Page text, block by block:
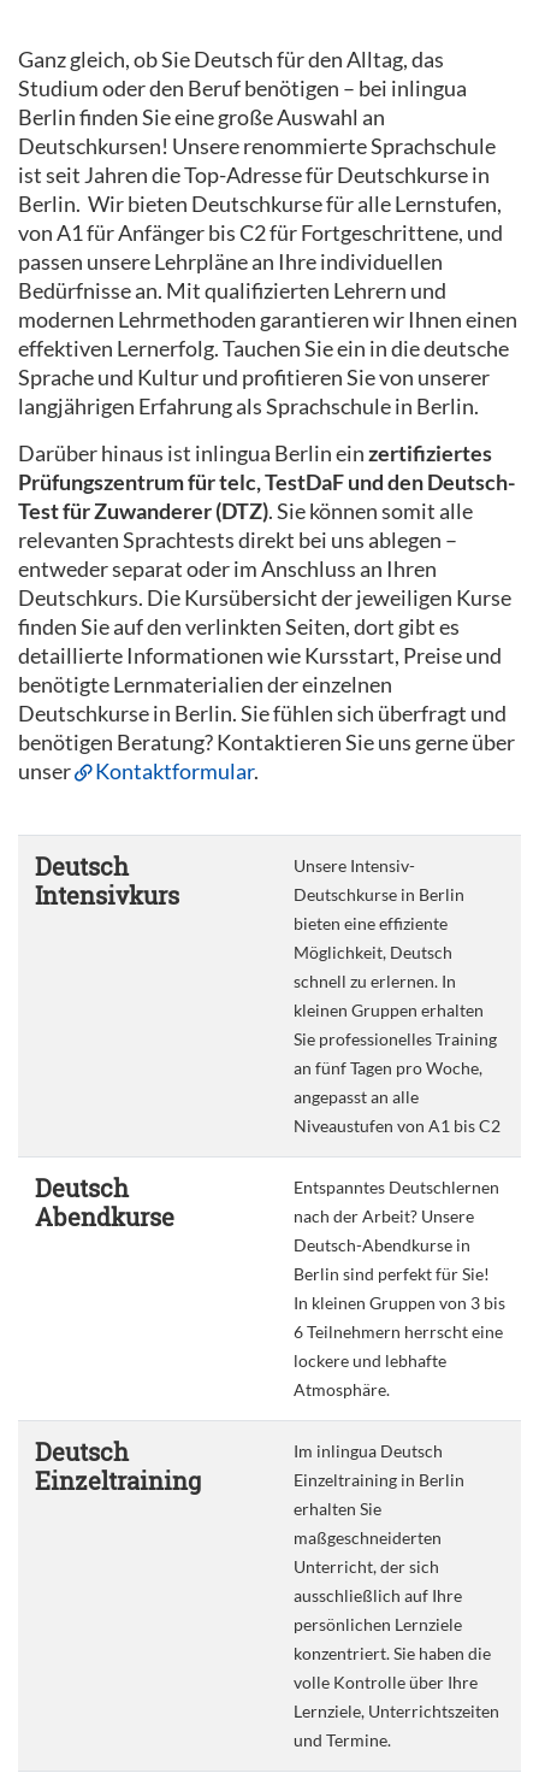
Ganz gleich, ob Sie Deutsch für den Alltag, das
Studium oder den Beruf benötigen – bei inlingua
Berlin finden Sie eine große Auswahl an
Deutschkursen! Unsere renommierte Sprachschule
ist seit Jahren die Top-Adresse für Deutschkurse in
Berlin. Wir bieten Deutschkurse für alle Lernstufen,
von A1 für Anfänger bis C2 für Fortgeschrittene, und
passen unsere Lehrpläne an Ihre individuellen
Bedürfnisse an. Mit qualifizierten Lehrern und
modernen Lehrmethoden garantieren wir Ihnen einen
effektiven Lernerfolg. Tauchen Sie ein in die deutsche
Sprache und Kultur und profitieren Sie von unserer
langjährigen Erfahrung als Sprachschule in Berlin.
Darüber hinaus ist inlingua Berlin einzertifiziertes
Prüfungszentrum für telc, TestDaF und den Deutsch-
Test für Zuwanderer (DTZ). Sie können somit alle
relevanten Sprachtests direkt bei uns ablegen –
entweder separat oder im Anschluss an Ihren
Deutschkurs. Die Kursübersicht der jeweiligen Kurse
finden Sie auf den verlinkten Seiten, dort gibt es
detaillierte Informationen wie Kursstart, Preise und
benötigte Lernmaterialien der einzelnen
Deutschkurse in Berlin. Sie fühlen sich überfragt und
benötigen Beratung? Kontaktieren Sie uns gerne über
unser
Kontaktformular.
Deutsch
Intensivkurs
Unsere Intensiv-
Deutschkurse in Berlin
bieten eine effiziente
Möglichkeit, Deutsch
schnell zu erlernen. In
kleinen Gruppen erhalten
Sie professionelles Training
an fünf Tagen pro Woche,
angepasst an alle
Niveaustufen von A1 bis C2
Deutsch
Abendkurse
Entspanntes Deutschlernen
nach der Arbeit? Unsere
Deutsch-Abendkurse in
Berlin sind perfekt für Sie!
In kleinen Gruppen von 3 bis
6 Teilnehmern herrscht eine
lockere und lebhafte
Atmosphäre.
Deutsch
Einzeltraining
Im inlingua Deutsch
Einzeltraining in Berlin
erhalten Sie
maßgeschneiderten
Unterricht, der sich
ausschließlich auf Ihre
persönlichen Lernziele
konzentriert. Sie haben die
volle Kontrolle über Ihre
Lernziele, Unterrichtszeiten
und Termine.